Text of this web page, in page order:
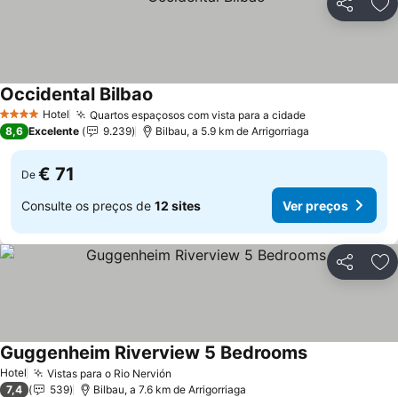
Partilhar
4 EstrelasHotel Quartos espaçosos com vista para a cidadeVer preços
Occidental Bilbao
8,6 Excelente 9.239 Bilbau, a 5.9 km de Arrigorriaga
De € 71
Consulte os preços de 12 sites Ver preços
Partilhar
Hotel Vistas para o Rio Nervión
Guggenheim Riverview 5 BedroomsVer preços
7,4 539 Bilbau, a 7.6 km de Arrigorriaga